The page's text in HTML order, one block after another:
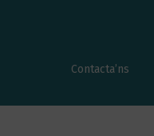
Contacta’ns